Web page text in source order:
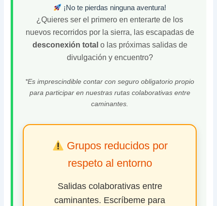
¡No te pierdas ninguna aventura!
¿Quieres ser el primero en enterarte de los
nuevos recorridos por la sierra, las escapadas de
desconexión total o las próximas salidas de
divulgación y encuentro?
*Es imprescindible contar con seguro obligatorio propio
para participar en nuestras rutas colaborativas entre
caminantes.
Grupos reducidos por
respeto al entorno
Salidas colaborativas entre
caminantes. Escríbeme para